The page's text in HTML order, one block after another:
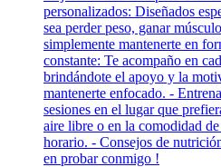
personalizados: Diseñados
sea perder peso, ganar
simplemente mantenerte en
constante: Te acompaño en
brindándote el apoyo y la
mantenerte enfocado. -
sesiones en el lugar que
aire libre o en la comodidad
horario. - Consejos de
en probar conmigo !